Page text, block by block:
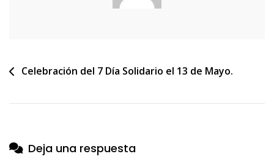
Navegación
entradas
Celebración del 7 Día Solidario el 13 de Mayo.
Deja una respuesta